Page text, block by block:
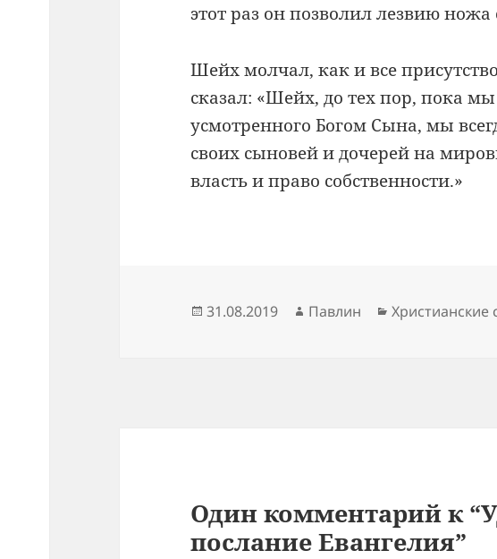
этот раз он позволил лезвию ножа
Шейх молчал, как и все
сказал: «Шейх, до тех пор, пока
усмотренного Богом Сына, мы
своих сыновей и дочерей на
власть и право собственности.»
Опубликовано
31.08.2019 Автор
Павлин Рубрики
Христианские
Один комментарий к
послание Евангелия”